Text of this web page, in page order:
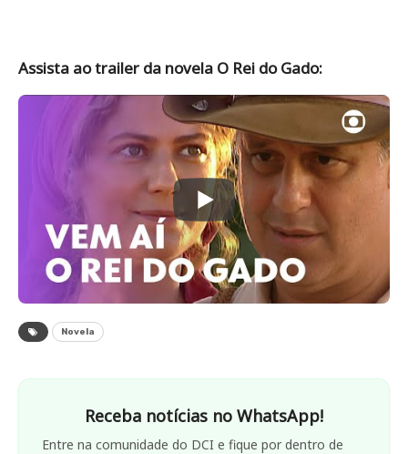
Assista ao trailer da novela O Rei do Gado:
Novela
Receba notícias no WhatsApp!
Entre na comunidade do DCI e fique por dentro de